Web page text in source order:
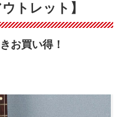
トレット】
お買い得！